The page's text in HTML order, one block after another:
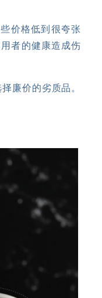
价格低到很夸张
者的健康造成伤
廉价的劣质品。